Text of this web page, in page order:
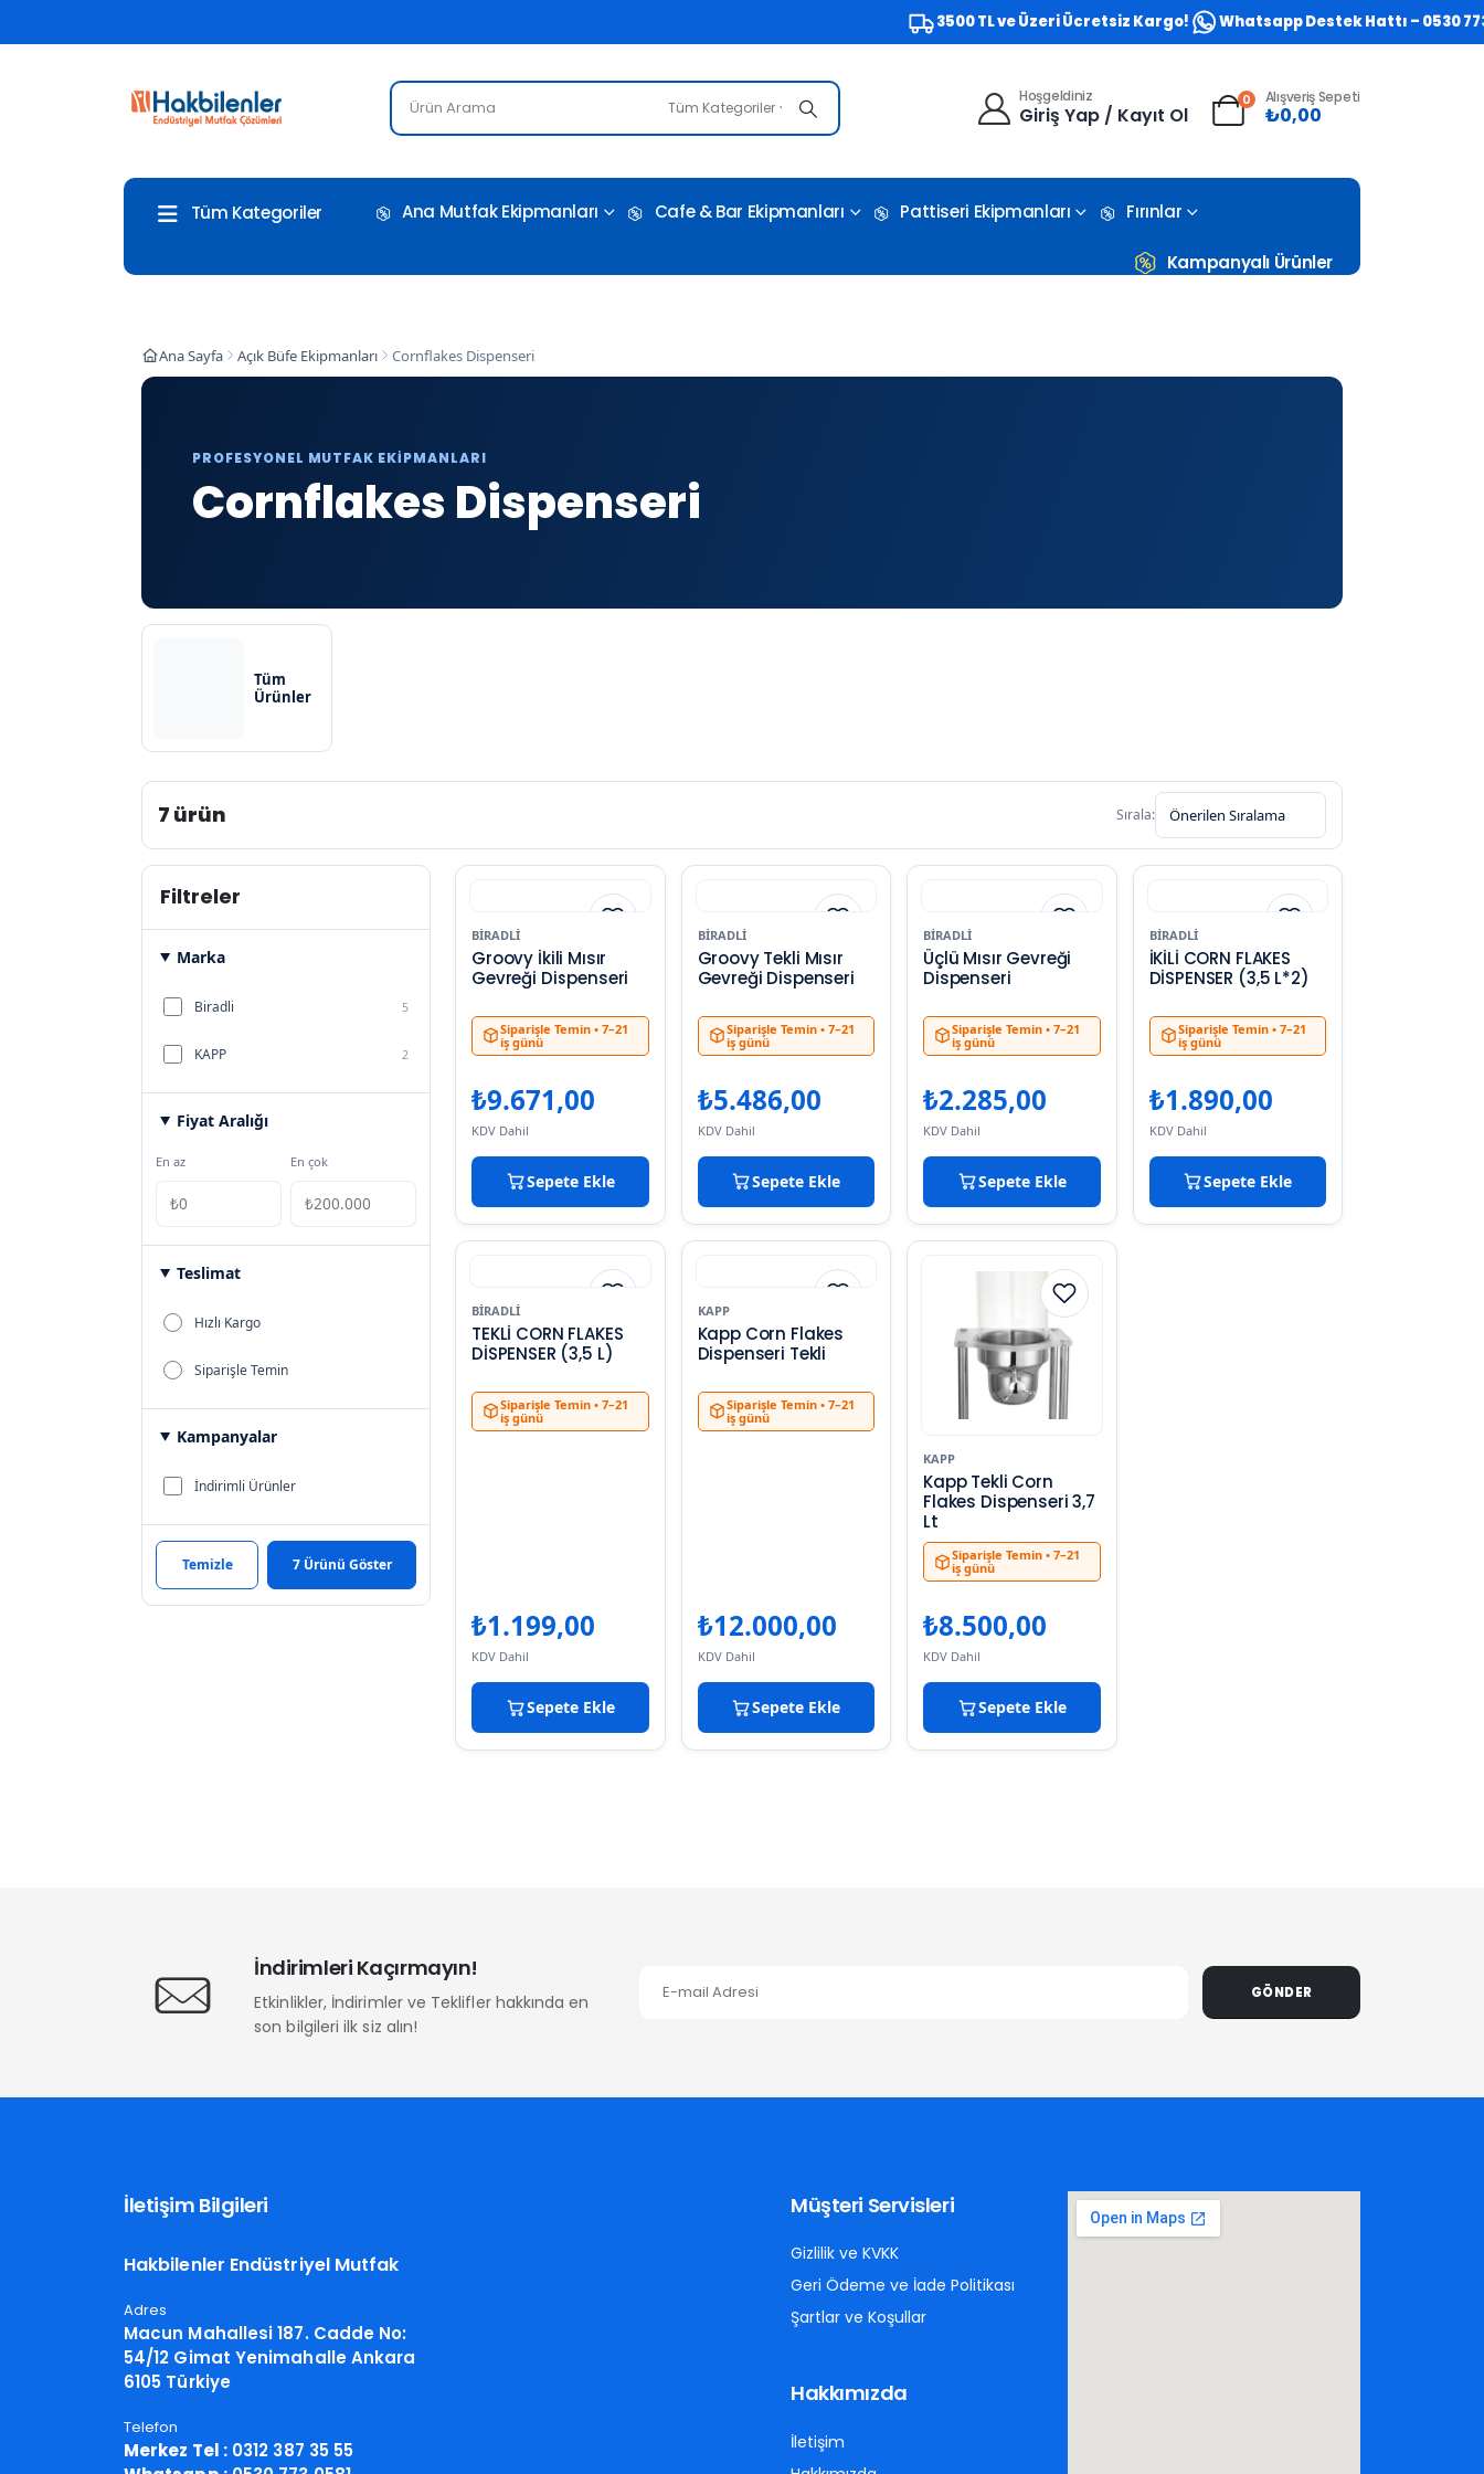
3500 TL ve Üzeri Ücretsiz Kargo! Whatsapp Destek Hattı – 0530 773 0581
Tüm Kategoriler
Hoşgeldiniz
Giriş Yap / Kayıt Ol
0 Alışveriş Sepeti
₺0,00
Tüm Kategoriler Ana Mutfak Ekipmanları Cafe & Bar Ekipmanları Pattiseri Ekipmanları Fırınlar
Kampanyalı Ürünler
Ana Sayfa Açık Büfe Ekipmanları Cornflakes Dispenseri
PROFESYONEL MUTFAK EKIPMANLARI
Cornflakes Dispenseri
Tüm
Ürünler
7 ürün Sırala:
Filtreler
Marka
Biradli 5
KAPP 2
Fiyat Aralığı
En az En çok
Teslimat
Hızlı Kargo
Siparişle Temin
Kampanyalar
İndirimli Ürünler
Temizle 7 Ürünü Göster
BIRADLI
Groovy İkili Mısır
Gevreği Dispenseri
Siparişle Temin • 7–21
iş günü
₺9.671,00
KDV Dahil
Sepete Ekle
BIRADLI
Groovy Tekli Mısır
Gevreği Dispenseri
Siparişle Temin • 7–21
iş günü
₺5.486,00
KDV Dahil
Sepete Ekle
BIRADLI
Üçlü Mısır Gevreği
Dispenseri
Siparişle Temin • 7–21
iş günü
₺2.285,00
KDV Dahil
Sepete Ekle
BIRADLI
İKİLİ CORN FLAKES
DİSPENSER (3,5 L*2)
Siparişle Temin • 7–21
iş günü
₺1.890,00
KDV Dahil
Sepete Ekle
BIRADLI
TEKLİ CORN FLAKES
DİSPENSER (3,5 L)
Siparişle Temin • 7–21
iş günü
₺1.199,00
KDV Dahil
Sepete Ekle
KAPP
Kapp Corn Flakes
Dispenseri Tekli
Siparişle Temin • 7–21
iş günü
₺12.000,00
KDV Dahil
Sepete Ekle
KAPP
Kapp Tekli Corn
Flakes Dispenseri 3,7
Lt
Siparişle Temin • 7–21
iş günü
₺8.500,00
KDV Dahil
Sepete Ekle
İndirimleri Kaçırmayın!
Etkinlikler, İndirimler ve Teklifler hakkında en
son bilgileri ilk siz alın!
GÖNDER
İletişim Bilgileri
Hakbilenler Endüstriyel Mutfak
Adres
Macun Mahallesi 187. Cadde No:
54/12 Gimat Yenimahalle Ankara
6105 Türkiye
Telefon
Merkez Tel :0312 387 35 55
Müşteri Servisleri
Gizlilik ve KVKK
Geri Ödeme ve İade Politikası
Şartlar ve Koşullar
Hakkımızda
İletişim